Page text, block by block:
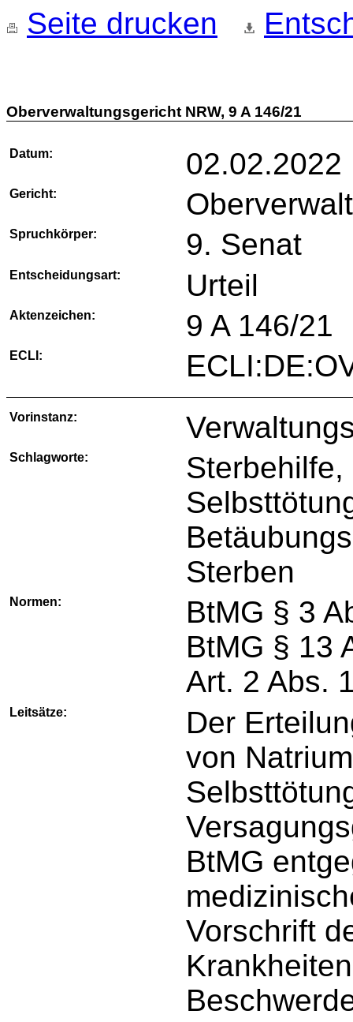
Seite drucken
Oberverwaltungsgericht NRW, 9 A 146/21
Datum: 02.02.2022
Gericht:
Spruchkörper: 9. Senat
Entscheidungsart: Urteil
Aktenzeichen: 9 A 146/21
ECLI:
Vorinstanz:
Schlagworte:
Sterben
Normen:
BtMG § 3
BtMG § 13
Art. 2 Abs.
Leitsätze:
Der
von
BtMG
Vorschrift